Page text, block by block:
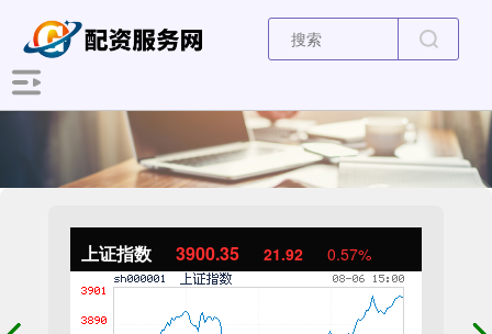
上证指数 3900.35 21.92 0.57%